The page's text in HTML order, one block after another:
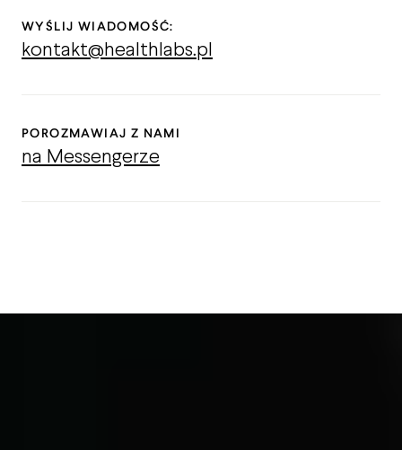
WYŚLIJ WIADOMOŚĆ:
kontakt@healthlabs.pl
POROZMAWIAJ Z NAMI
na Messengerze